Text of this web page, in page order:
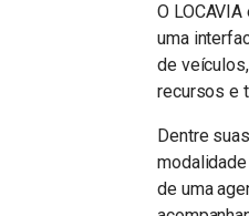
O
uma
de
recursos e
Dentre
de uma